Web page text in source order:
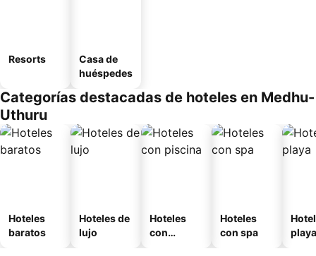
Resorts
Casa de
huéspedes
Categorías destacadas de hoteles en Medhu-
Uthuru
Hoteles
baratos
Hoteles de
lujo
Hoteles
con
Hoteles
con spa
playa